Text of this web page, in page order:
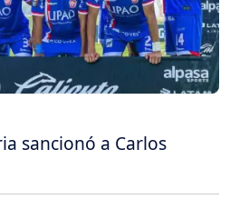
sancionó a Carlos